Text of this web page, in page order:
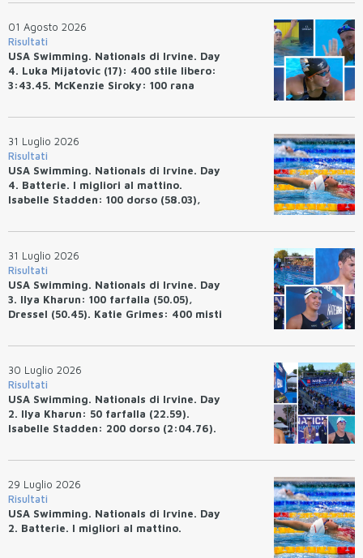
01 Agosto 2026
Risultati
USA Swimming. Nationals di Irvine. Day
4. Luka Mijatovic (17): 400 stile libero:
3:43.45. McKenzie Siroky: 100 rana
Avakov: 100 rana (58.87).
31 Luglio 2026
Risultati
USA Swimming. Nationals di Irvine. Day
4. Batterie. I migliori al mattino.
Isabelle Stadden: 100 dorso (58.03),
tempo.
31 Luglio 2026
Risultati
USA Swimming. Nationals di Irvine. Day
3. Ilya Kharun: 100 farfalla (50.05),
Dressel (50.45). Katie Grimes: 400 misti
Bottazzo terza nei 50 rana (30.51)
30 Luglio 2026
Risultati
USA Swimming. Nationals di Irvine. Day
2. Ilya Kharun: 50 farfalla (22.59).
Isabelle Stadden: 200 dorso (2:04.76).
29 Luglio 2026
Risultati
USA Swimming. Nationals di Irvine. Day
2. Batterie. I migliori al mattino.